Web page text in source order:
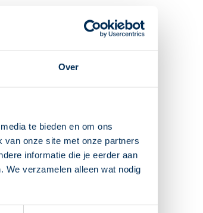
Over
te bieden en om ons
van onze site met onze partners
informatie die je eerder aan
We verzamelen alleen wat nodig
sommige vrouwen na de
bij de aangeboren botziekte
het minstens 5 jaar gebruiken
Blijf daarna nog een half uur
waardoor de slokdarm
maag neemt het medicijn